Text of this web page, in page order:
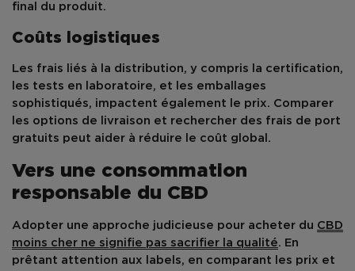
final du produit.
Coûts logistiques
Les frais liés à la distribution, y compris la certification,
les tests en laboratoire, et les emballages
sophistiqués, impactent également le prix. Comparer
les options de livraison et rechercher des frais de port
gratuits peut aider à réduire le coût global.
Vers une consommation
responsable du CBD
Adopter une approche judicieuse pour acheter du CBD
moins cher ne signifie pas sacrifier la qualité. En
prêtant attention aux labels, en comparant les prix et